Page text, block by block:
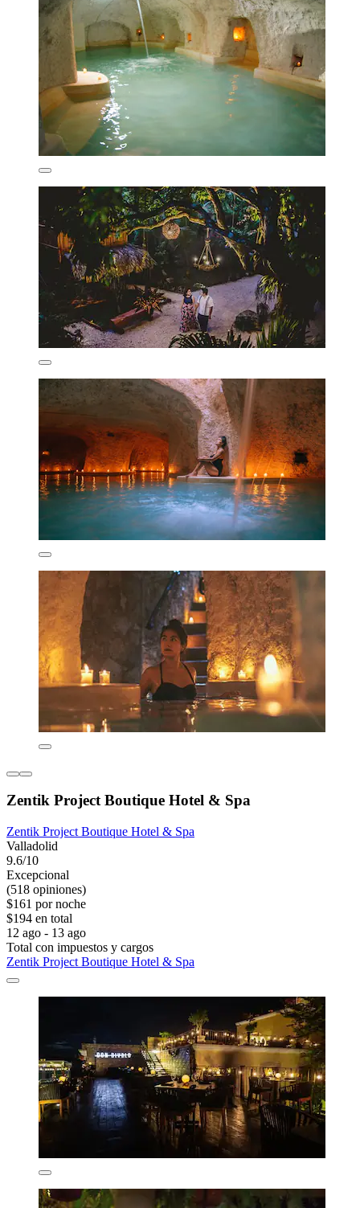
Zentik Project Boutique Hotel & Spa
Zentik Project Boutique Hotel & Spa
Valladolid
9.6/10
Excepcional
(518 opiniones)
$161 por noche
$194 en total
12 ago - 13 ago
Total con impuestos y cargos
Zentik Project Boutique Hotel & Spa